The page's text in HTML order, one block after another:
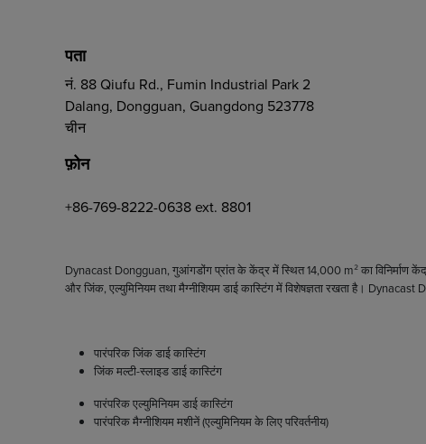
पता
नं. 88 Qiufu Rd., Fumin Industrial Park 2
Dalang, Dongguan, Guangdong 523778
चीन
फ़ोन
+86-769-8222-0638 ext. 8801
Dynacast Dongguan, गुआंगडोंग प्रांत के केंद्र में स्थित 14,000 m² का विनिर्माण
और जिंक, एल्युमिनियम तथा मैग्नीशियम डाई कास्टिंग में विशेषज्ञता रखता है। Dynacast
पारंपरिक जिंक डाई कास्टिंग
जिंक मल्टी-स्लाइड डाई कास्टिंग
पारंपरिक एल्युमिनियम डाई कास्टिंग
पारंपरिक मैग्नीशियम मशीनें (एल्युमिनियम के लिए परिवर्तनीय)